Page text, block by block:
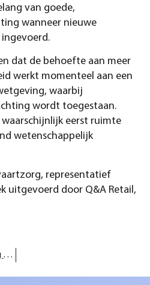
van goede,
wanneer nieuwe
dat de behoefte aan meer
werkt momenteel aan een
waarbij
wordt toegestaan.
eerst ruimte
wetenschappelijk
representatief
uitgevoerd door Q&A Retail,
Post.nl extreme verhoging van de rouwpost